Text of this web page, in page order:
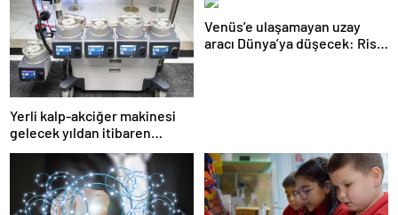
Yerli kalp-akciğer makinesi
gelecek yıldan itibaren
kullanılacak
Venüs’e ulaşamayan uzay
aracı Dünya’ya düşecek: Risk